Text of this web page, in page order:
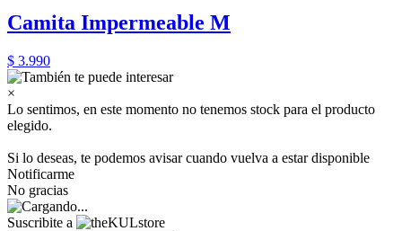
Camita Impermeable M
$ 3.990
×
Lo sentimos, en este momento no tenemos stock para el producto
elegido.
Si lo deseas, te podemos avisar cuando vuelva a estar disponible
Notificarme
No gracias
Suscribite a